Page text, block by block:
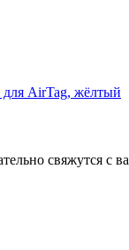
для AirTag, жёлтый
свяжутся с